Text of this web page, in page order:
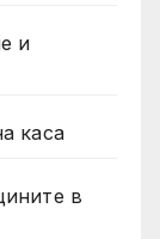
и
каса
в